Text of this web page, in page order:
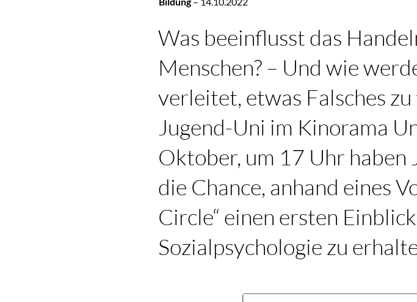
Was beeinflusst das
Menschen? – Und wie
verleitet, etwas Falsches
Jugend-Uni im Kinorama
Oktober, um 17 Uhr haben
die Chance, anhand eines
Circle“ einen ersten
Sozialpsychologie zu